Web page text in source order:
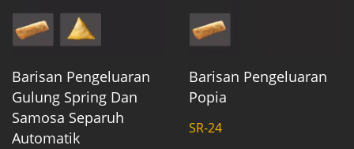
Barisan Pengeluaran
Gulung Spring Dan
Samosa Separuh
Automatik
Barisan Pengeluaran
Popia
SR-24